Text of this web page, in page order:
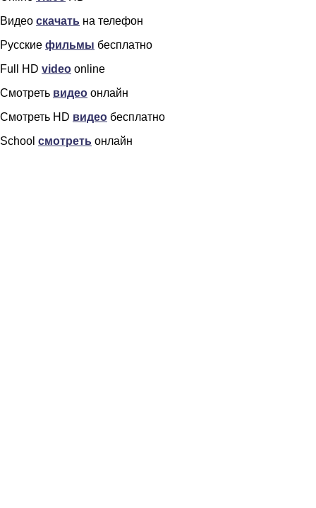
Видео скачать на телефон
Русские фильмы бесплатно
Full HD video online
Смотреть видео онлайн
Смотреть HD видео бесплатно
School смотреть онлайн